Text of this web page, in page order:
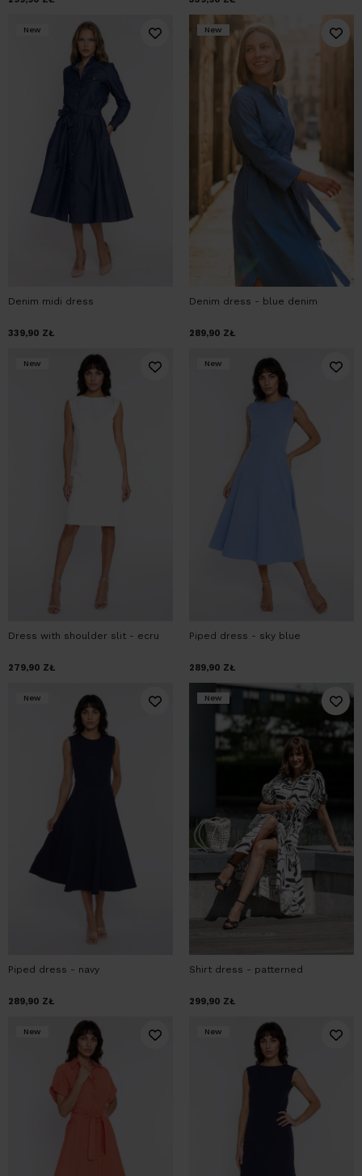
New
Denim midi dress
339,90 ZŁ
New
Denim dress - blue denim
289,90 ZŁ
New
Dress with shoulder slit - ecru
279,90 ZŁ
New
Piped dress - sky blue
289,90 ZŁ
New
Piped dress - navy
289,90 ZŁ
New
Shirt dress - patterned
299,90 ZŁ
New New